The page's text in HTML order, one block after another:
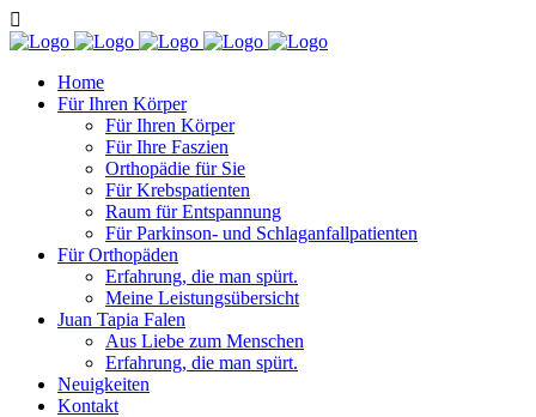
Home
Für Ihren Körper
Für Ihren Körper
Für Ihre Faszien
Orthopädie für Sie
Für Krebspatienten
Raum für Entspannung
Für Parkinson- und Schlaganfallpatienten
Für Orthopäden
Erfahrung, die man spürt.
Meine Leistungsübersicht
Juan Tapia Falen
Aus Liebe zum Menschen
Erfahrung, die man spürt.
Neuigkeiten
Kontakt